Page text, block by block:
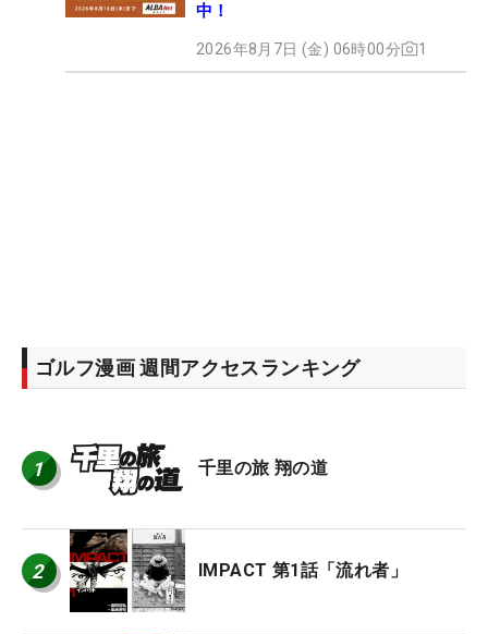
中！
2026年8月7日 (金) 06時00分 1
ゴルフ漫画 週間アクセスランキング
1 千里の旅 翔の道
2 IMPACT 第1話「流れ者」